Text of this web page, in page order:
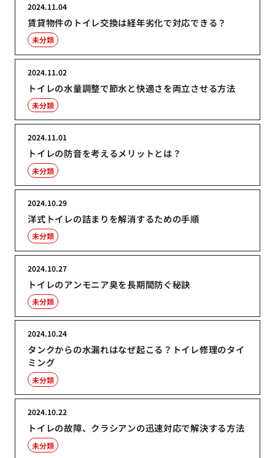
賃貸物件のトイレ交換は経年劣化で対応できる？
2024.11.04
未分類
トイレの水量調整で節水と快適さを両立させる方法
2024.11.02
未分類
トイレの防音を考えるメリットとは？
2024.11.01
未分類
洋式トイレの詰まりを解消するための手順
2024.10.29
未分類
トイレのアンモニア臭を長期間防ぐ秘訣
2024.10.27
未分類
タンクからの水漏れはなぜ起こる？トイレ修理のタイ
ミング
2024.10.24
未分類
トイレの故障、クラシアンの迅速対応で解決する方法
2024.10.22
未分類